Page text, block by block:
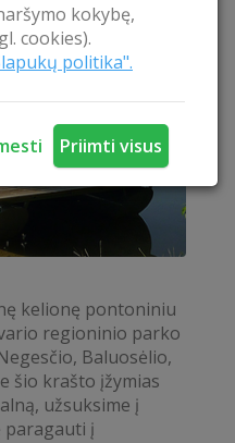
kokybę,
cookies).
politika".
Priimti visus
kelionę pontoniniu
regioninio parko
Baluosėlio,
šio krašto įžymias
užsuksime į
paragauti į